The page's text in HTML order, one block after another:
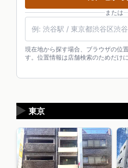
または
現在地から探す場合、ブラウザの位
す。位置情報は店舗検索のためだけ
東京
▶